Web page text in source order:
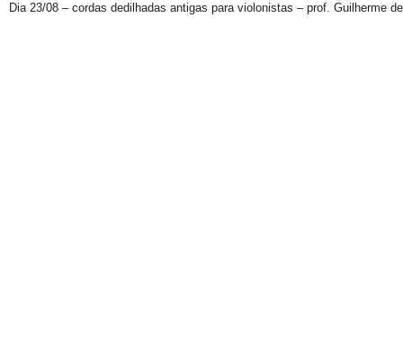
Dia 23/08 – cordas dedilhadas antigas para violonistas – prof. Guilherme